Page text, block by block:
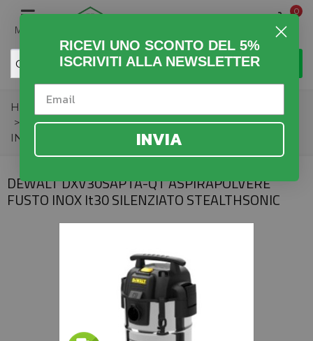
MENU
0
Home > Fai da Te
>
DEWALT DXV30SAPTA-QT ASPIRAPOLVERE FUSTO
INOX lt30 SILENZIATO STEALTHSONIC
DEWALT DXV30SAPTA-QT ASPIRAPOLVERE
FUSTO INOX lt30 SILENZIATO STEALTHSONIC
RICEVI UNO SCONTO DEL 5%
ISCRIVITI ALLA NEWSLETTER
INVIA